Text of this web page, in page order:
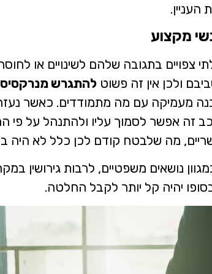
מקצוע
צפויים בתגובה שלהם לשינויים או
ולכן אין זה פשוט להתגרש
מעמיקה עם מה מתמודדים. כאשר
זה אפשר לסמוך עליו ולהתנהל על פי
מה שלבטח קודם לכן כלל לא היה
נושאים משפטיים, לרבות גירושין
יהיה קל יותר לקבל החלטה.